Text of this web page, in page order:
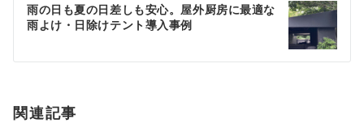
ン
雨の日も夏の日差しも安心。屋外厨房に最適な
雨よけ・日除けテント導入事例
関連記事